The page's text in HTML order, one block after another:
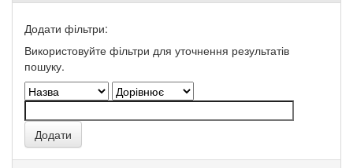
Додати фільтри:
Використовуйте фільтри для уточнення результатів
пошуку.